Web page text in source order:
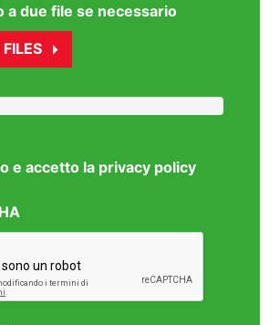
a due file se necessario
e accetto la privacy policy